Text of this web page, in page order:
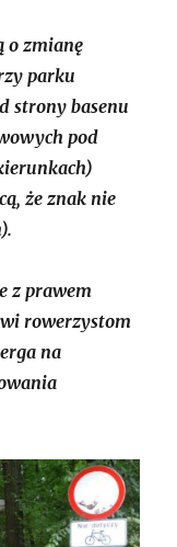
o zmianę
parku
strony basenu
pod
że znak nie
z prawem
rowerzystom
na